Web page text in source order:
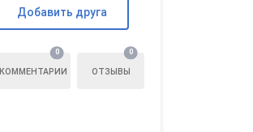
Добавить друга
КОММЕНТАРИИ
0
ОТЗЫВЫ
0